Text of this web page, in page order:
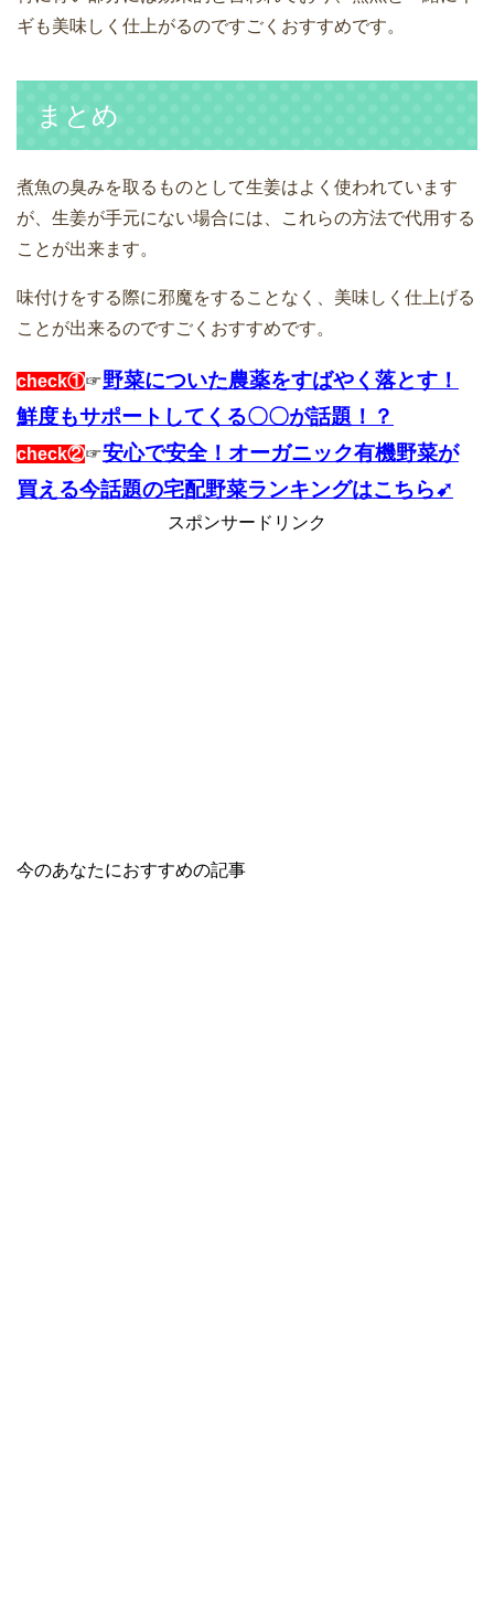
ギも美味しく仕上がるのですごくおすすめです。
まとめ
煮魚の臭みを取るものとして生姜はよく使われています
が、生姜が手元にない場合には、これらの方法で代用する
ことが出来ます。
味付けをする際に邪魔をすることなく、美味しく仕上げる
ことが出来るのですごくおすすめです。
check①☞野菜についた農薬をすばやく落とす！
鮮度もサポートしてくる〇〇が話題！？
check②☞安心で安全！オーガニック有機野菜が
買える今話題の宅配野菜ランキングはこちら➹
スポンサードリンク
今のあなたにおすすめの記事